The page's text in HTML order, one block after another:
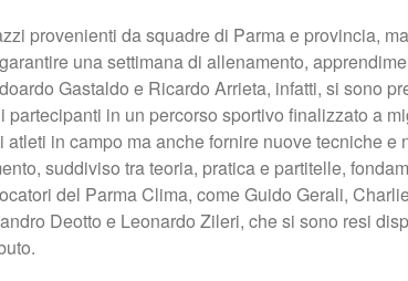
provenienti da squadre di Parma e provincia,
una settimana di allenamento,
Gastaldo e Ricardo Arrieta, infatti, si sono
partecipanti in un percorso sportivo finalizzato a
in campo ma anche fornire nuove tecniche e
suddiviso tra teoria, pratica e partitelle,
del Parma Clima, come Guido Gerali,
Deotto e Leonardo Zileri, che si sono resi